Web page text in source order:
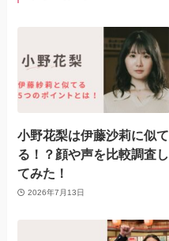
小野花梨は伊藤沙莉に似て
る！？顔や声を比較調査し
てみた！
2026年7月13日